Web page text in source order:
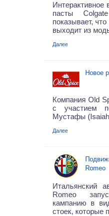
Интерактивное
пасты
показывает,
выходит из
Далее
Новое
Компания Old
с участием
Мустафы
Далее
Romeo
Итальянский
Romeo
кампанию в
стоек, которые